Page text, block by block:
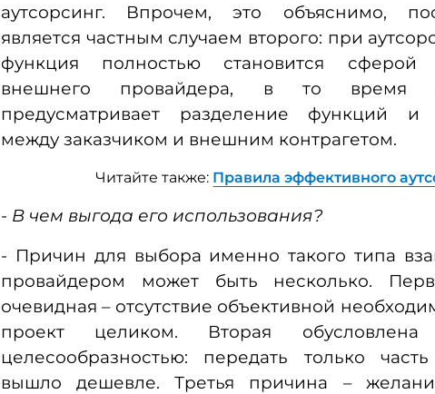
аутсорсинг. Впрочем, это объяснимо,
является частным случаем второго: при
функция полностью становится сферой
внешнего провайдера, в то время
предусматривает разделение функций и
между заказчиком и внешним контрагетом.
Читайте также: Правила эффективного
- В чем выгода его использования?
- Причин для выбора именно такого типа
провайдером может быть несколько.
очевидная – отсутствие объективной
проект целиком. Вторая обусловлена
целесообразностью: передать только
вышло дешевле. Третья причина –